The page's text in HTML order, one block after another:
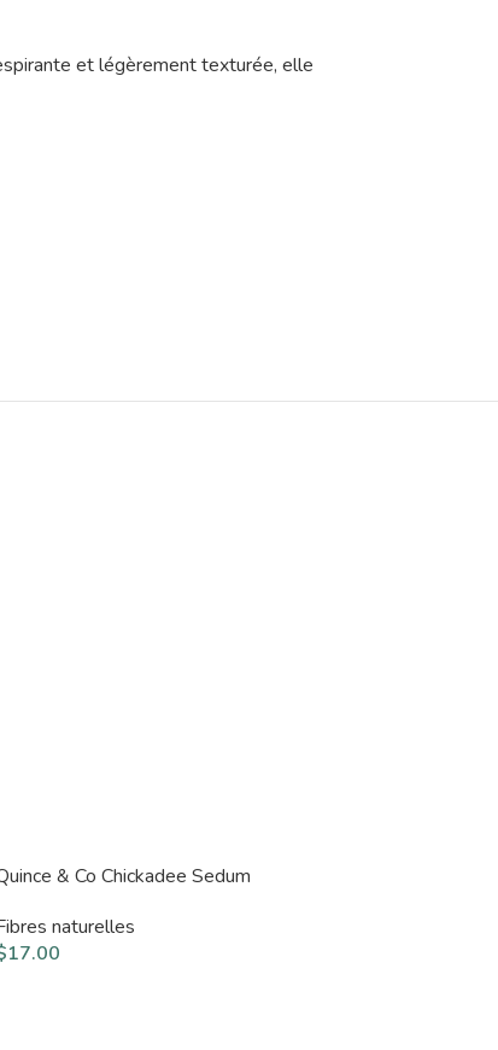
et légèrement texturée, elle
& Co Chickadee Sedum
naturelles
17.00